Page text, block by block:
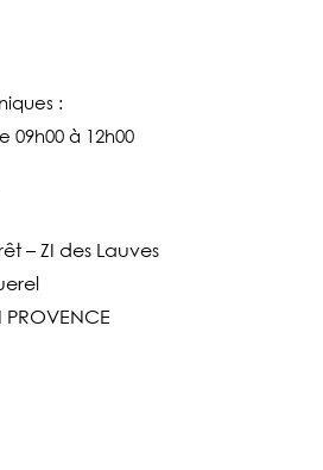
:
09h00 à 12h00
– ZI des Lauves
PROVENCE